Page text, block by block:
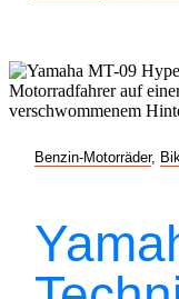
Benzin-Motorräder,